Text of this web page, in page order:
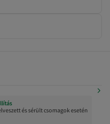
és sérült csomagok esetén